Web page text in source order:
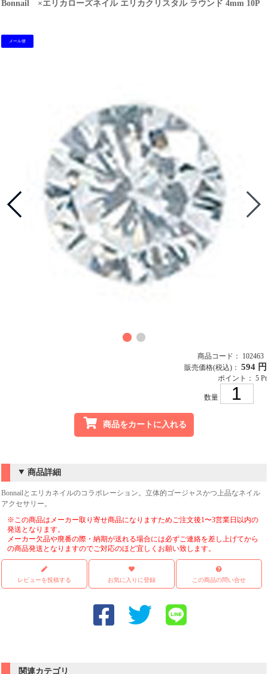
Bonnail ×エリカローズネイル エリカクリスタル ラウンド 4mm 10P
メール便
商品コード： 102463
販売価格(税込)： 594 円
ポイント： 5 Pt
数量
商品をカートに入れる
商品詳細
Bonnailとエリカネイルのコラボレーション。立体的ゴージャスかつ上品なネイル
アクセサリー。
※この商品はメーカー取り寄せ商品になりますためご注文後1〜3営業日以内の
発送となります。
メーカー欠品や廃番の際・納期が送れる場合には必ずご連絡を差し上げてから
の商品発送となりますのでご対応のほど宜しくお願い致します。
レビューを投稿する お気に入りに登録 この商品の問い合せ
関連カテゴリ